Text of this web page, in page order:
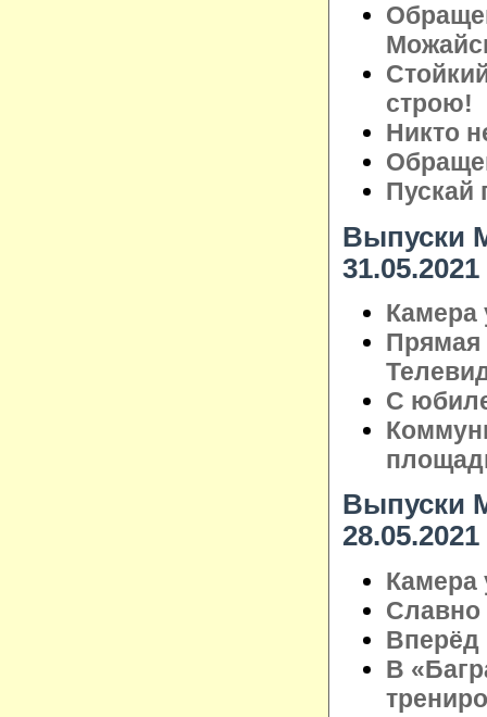
строю!
Никто
Пускай
Выпуски
31.05.2021
Камера
Прямая
С
Выпуски
28.05.2021
Камера
Славно
Вперёд
В